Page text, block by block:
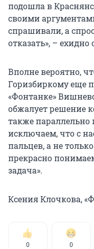
подошла в
своими
спрашивали, а
отказать», – ехидно
Вполне вероятно,
Горизбиркому еще
«Фонтанке»
обжалует решение
также параллельно
исключаем, что с
пальцев, а не
прекрасно
задача».
Ксения Клочкова,
0 0